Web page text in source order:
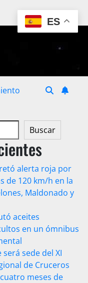
Buscar
alerta roja por
de 120 km/h en la
Maldonado y
aceites
en un ómnibus
sede del XI
de Cruceros
meses de
ES